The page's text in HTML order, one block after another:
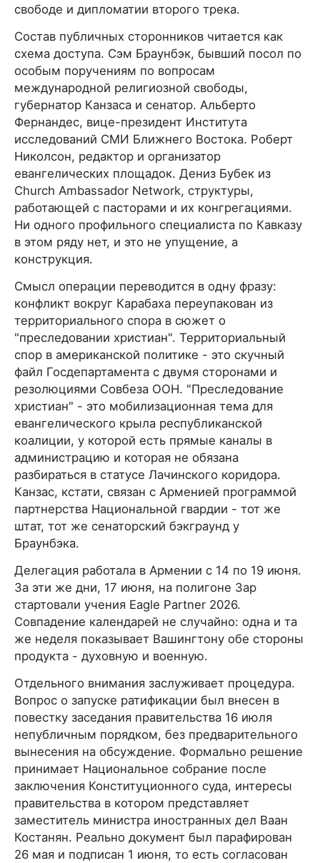
свободе и дипломатии второго трека.
Состав публичных сторонников читается как
схема доступа. Сэм Браунбэк, бывший посол по
особым поручениям по вопросам
международной религиозной свободы,
губернатор Канзаса и сенатор. Альберто
Фернандес, вице-президент Института
исследований СМИ Ближнего Востока. Роберт
Николсон, редактор и организатор
евангелических площадок. Дениз Бубек из
Church Ambassador Network, структуры,
работающей с пасторами и их конгрегациями.
Ни одного профильного специалиста по Кавказу
в этом ряду нет, и это не упущение, а
конструкция.
Смысл операции переводится в одну фразу:
конфликт вокруг Карабаха переупакован из
территориального спора в сюжет о
"преследовании христиан". Территориальный
спор в американской политике - это скучный
файл Госдепартамента с двумя сторонами и
резолюциями Совбеза ООН. "Преследование
христиан" - это мобилизационная тема для
евангелического крыла республиканской
коалиции, у которой есть прямые каналы в
администрацию и которая не обязана
разбираться в статусе Лачинского коридора.
Канзас, кстати, связан с Арменией программой
партнерства Национальной гвардии - тот же
штат, тот же сенаторский бэкграунд у
Браунбэка.
Делегация работала в Армении с 14 по 19 июня.
За эти же дни, 17 июня, на полигоне Зар
стартовали учения Eagle Partner 2026.
Совпадение календарей не случайно: одна и та
же неделя показывает Вашингтону обе стороны
продукта - духовную и военную.
Отдельного внимания заслуживает процедура.
Вопрос о запуске ратификации был внесен в
повестку заседания правительства 16 июля
непубличным порядком, без предварительного
вынесения на обсуждение. Формально решение
принимает Национальное собрание после
заключения Конституционного суда, интересы
правительства в котором представляет
заместитель министра иностранных дел Ваан
Костанян. Реально документ был парафирован
26 мая и подписан 1 июня, то есть согласован